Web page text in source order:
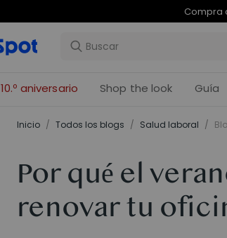
10.º aniversario Shop the look Guía
Inicio / Todos los blogs / Salud laboral /
Por qué el
renovar tu